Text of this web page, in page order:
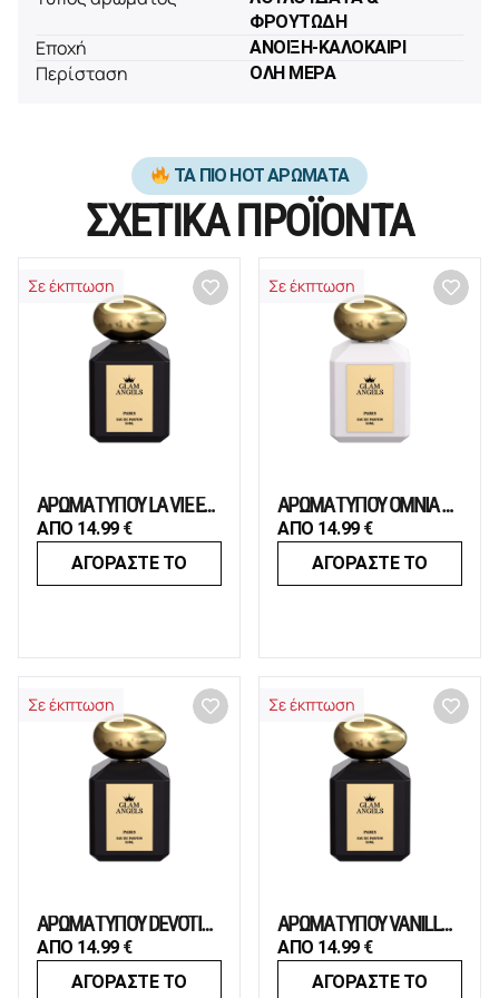
ΦΡΟΥΤΩΔΗ
Εποχή ΑΝΟΙΞΗ-ΚΑΛΟΚΑΙΡΙ
Περίσταση ΟΛΗ ΜΕΡΑ
ΤΑ ΠΙΟ HOT ΑΡΩΜΑΤΑ
ΣΧΕΤΙΚΑ ΠΡΟΪΟΝΤΑ
Σε έκπτωση
ΑΡΩΜΑ ΤΥΠΟΥ LA VIE EST BELLE
ΑΠΟ 14.99 €
ΑΓΟΡΑΣΤΕ ΤΟ
Σε έκπτωση
ΑΡΩΜΑ ΤΥΠΟΥ OMNIA CRYSTALLINE
ΑΠΟ 14.99 €
ΑΓΟΡΑΣΤΕ ΤΟ
Σε έκπτωση
ΑΡΩΜΑ ΤΥΠΟΥ DEVOTION
ΑΠΟ 14.99 €
ΑΓΟΡΑΣΤΕ ΤΟ
Σε έκπτωση
ΑΡΩΜΑ ΤΥΠΟΥ VANILLA ROYALE SUGARED PATCHOULI
ΑΠΟ 14.99 €
ΑΓΟΡΑΣΤΕ ΤΟ